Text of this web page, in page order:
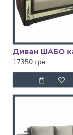
17350 грн.